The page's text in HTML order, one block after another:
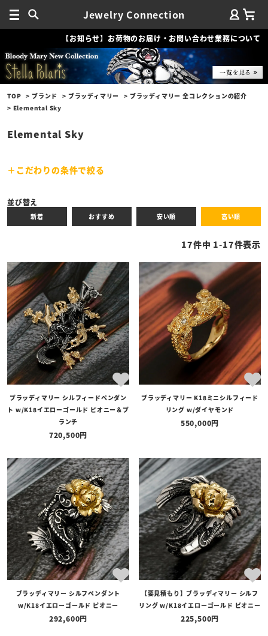
Jewelry Connection
【お知らせ】お荷物のお届け・お問い合わせ業務について
TOP ブランド ブラッディマリー
ブラッディマリー 全コレクションの紹介
Elemental Sky
Elemental Sky
こだわりの条件で絞る
商品タイプ
全ての商品
予約商品 セール商品
カテゴリ
ブランド
価格
在庫あり
在庫なしを含む
並び替え
新着 おすすめ 安い順 高い順
17件中 1-17件表示
ブラッディマリー シルフィードペンダン
ト w/K18イエローゴールド ピオニー＆ブ
ランチ
720,500
ブラッディマリー K18ミニシルフィード
リング w/ダイヤモンド
550,000
ブラッディマリー シルフペンダント
w/K18イエローゴールド ピオニー
292,600
【要見積もり】ブラッディマリー シルフ
リング w/K18イエローゴールド ピオニー
225,500